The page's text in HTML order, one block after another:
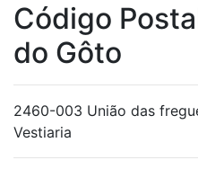
Código
do Gôto
2460-003 União das
Vestiaria